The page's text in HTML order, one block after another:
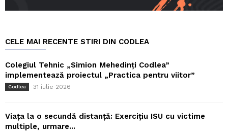
CELE MAI RECENTE STIRI DIN CODLEA
Colegiul Tehnic „Simion Mehedinți Codlea”
implementează proiectul „Practica pentru viitor”
Codlea 31 iulie 2026
Viața la o secundă distanță: Exercițiu ISU cu victime
multiple, urmare...